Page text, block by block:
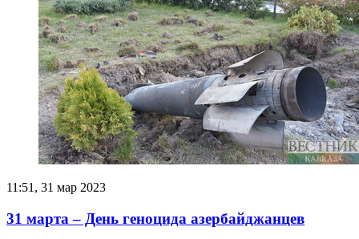
11:51, 31 мар 2023
31 марта – День геноцида азербайджанцев